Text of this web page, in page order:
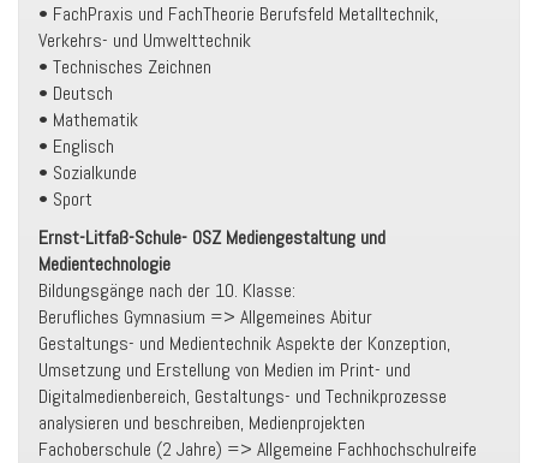
• FachPraxis und FachTheorie Berufsfeld Metalltechnik,
Verkehrs- und Umwelttechnik
• Technisches Zeichnen
• Deutsch
• Mathematik
• Englisch
• Sozialkunde
• Sport
Ernst-Litfaß-Schule- OSZ Mediengestaltung und
Medientechnologie
Bildungsgänge nach der 10. Klasse:
Berufliches Gymnasium => Allgemeines Abitur
Gestaltungs- und Medientechnik Aspekte der Konzeption,
Umsetzung und Erstellung von Medien im Print- und
Digitalmedienbereich, Gestaltungs- und Technikprozesse
analysieren und beschreiben, Medienprojekten
Fachoberschule (2 Jahre) => Allgemeine Fachhochschulreife